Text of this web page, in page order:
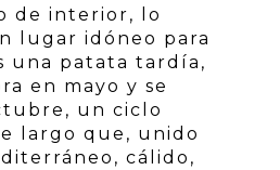
de interior, lo
lugar idóneo para
una patata tardía,
en mayo y se
un ciclo
largo que, unido
cálido,